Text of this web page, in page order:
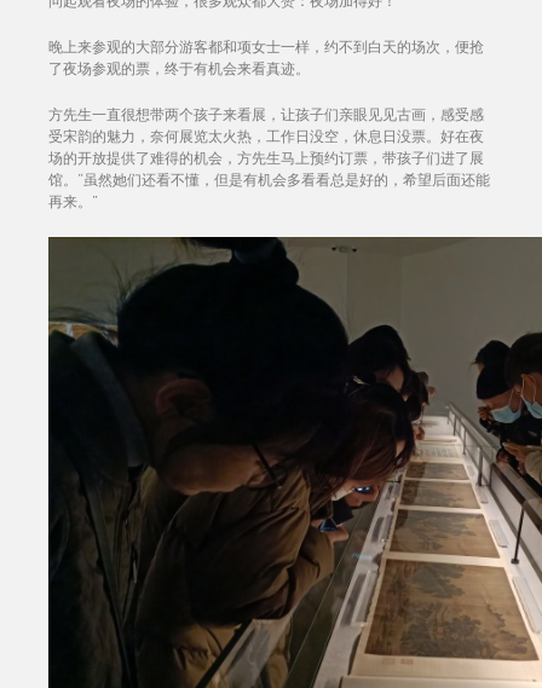
晚上来参观的大部分游客都和项女士一样，约不到白天的场次，便抢
了夜场参观的票，终于有机会来看真迹。
方先生一直很想带两个孩子来看展，让孩子们亲眼见见古画，感受感
受宋韵的魅力，奈何展览太火热，工作日没空，休息日没票。好在夜
场的开放提供了难得的机会，方先生马上预约订票，带孩子们进了展
馆。“虽然她们还看不懂，但是有机会多看看总是好的，希望后面还能
再来。”